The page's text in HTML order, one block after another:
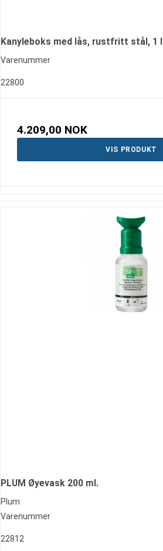
Kanyleboks med lås, rustfritt stål, 1 l
Varenummer
22800
4.209,00 NOK
VIS PRODUKT
PLUM Øyevask 200 ml.
Plum
Varenummer
22812